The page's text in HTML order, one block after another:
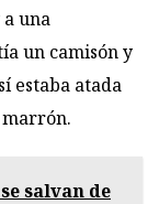
una
un camisón y
estaba atada
marrón.
salvan de